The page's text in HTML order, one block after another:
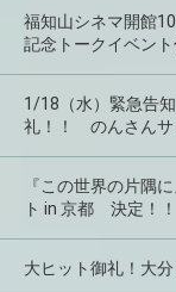
福知山シネマ開館
記念トークイベン
1/18（水）緊急告
礼！！ のんさんサ
『この世界の片隅
ト in 京都 決定！
大ヒット御礼！大